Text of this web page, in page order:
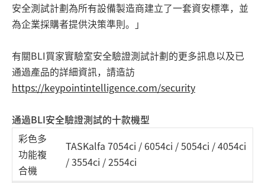
安全測試計劃為所有設備製造商建立了一套資安標準，並
為企業採購者提供決策準則。」
有關BLI買家實驗室安全驗證測試計劃的更多訊息以及已
通過產品的詳細資訊，請造訪
https://keypointintelligence.com/security
通過BLI安全驗證測試的十款機型
彩色多
功能複
合機
TASKalfa 7054ci / 6054ci / 5054ci / 4054ci
/ 3554ci / 2554ci